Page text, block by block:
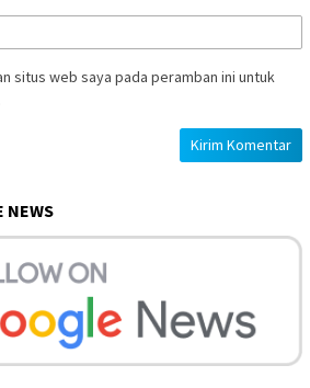
situs web saya pada peramban ini untuk
NEWS